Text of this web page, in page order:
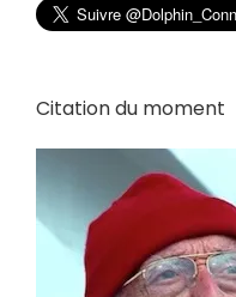
Citation du moment